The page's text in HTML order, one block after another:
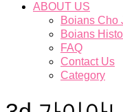
ABOUT US
Boians Cho
Boians
FAQ
Contact Us
Category